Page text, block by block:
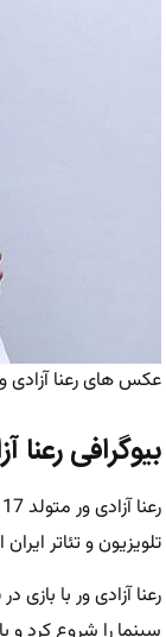
عکس های رعنا آزادی
بیوگرافی رعنا
تلویزیون و تئاتر